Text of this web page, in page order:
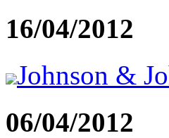
16/04/2012
Johnson &
06/04/2012